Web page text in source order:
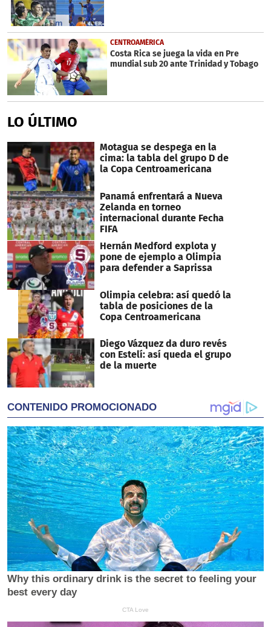
CENTROAMÉRICA
Costa Rica se juega la vida en Pre
mundial sub 20 ante Trinidad y Tobago
LO ÚLTIMO
Motagua se despega en la
cima: la tabla del grupo D de
la Copa Centroamericana
Panamá enfrentará a Nueva
Zelanda en torneo
internacional durante Fecha
FIFA
Hernán Medford explota y
pone de ejemplo a Olimpia
para defender a Saprissa
Olimpia celebra: así quedó la
tabla de posiciones de la
Copa Centroamericana
Diego Vázquez da duro revés
con Estelí: así queda el grupo
de la muerte